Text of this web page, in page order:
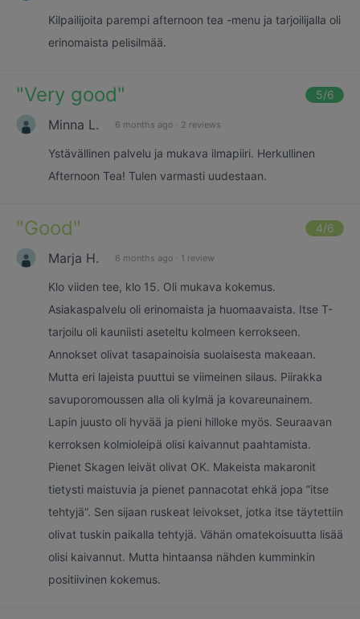
Kilpailijoita parempi afternoon tea -menu ja tarjoilijalla oli
erinomaista pelisilmää.
"Very good" 5/6
Minna L. 6 months ago · 2 reviews
Ystävällinen palvelu ja mukava ilmapiiri. Herkullinen
Afternoon Tea! Tulen varmasti uudestaan.
"Good" 4/6
Marja H. 6 months ago · 1 review
Klo viiden tee, klo 15. Oli mukava kokemus.
Asiakaspalvelu oli erinomaista ja huomaavaista. Itse T-
tarjoilu oli kauniisti aseteltu kolmeen kerrokseen.
Annokset olivat tasapainoisia suolaisesta makeaan.
Mutta eri lajeista puuttui se viimeinen silaus. Piirakka
savuporomoussen alla oli kylmä ja kovareunainem.
Lapin juusto oli hyvää ja pieni hilloke myös. Seuraavan
kerroksen kolmioleipä olisi kaivannut paahtamista.
Pienet Skagen leivät olivat OK. Makeista makaronit
tietysti maistuvia ja pienet pannacotat ehkä jopa ”itse
tehtyjä”. Sen sijaan ruskeat leivokset, jotka itse täytettiin
olivat tuskin paikalla tehtyjä. Vähän omatekoisuutta lisää
olisi kaivannut. Mutta hintaansa nähden kumminkin
positiivinen kokemus.